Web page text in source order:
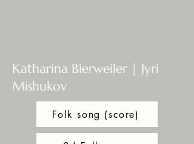
Katharina Bierweiler | Jyri
Mishukov
Folk song (score)